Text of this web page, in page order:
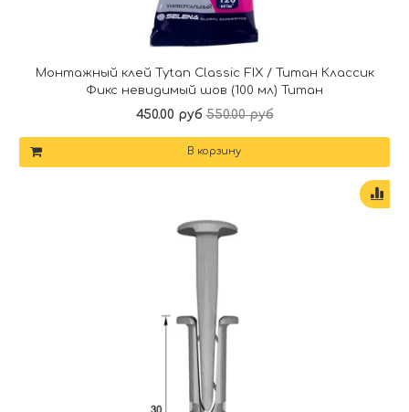
Монтажный клей Tytan Classic FIX / Титан Классик
Фикс невидимый шов (100 мл) Титан
450.00 руб 550.00 руб
В корзину